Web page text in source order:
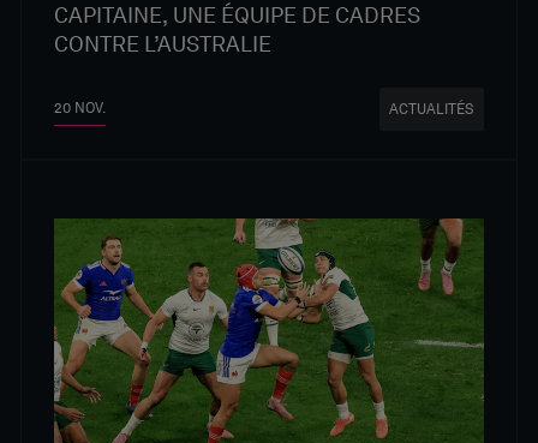
CAPITAINE, UNE ÉQUIPE DE CADRES
CONTRE L’AUSTRALIE
20 NOV. ACTUALITÉS